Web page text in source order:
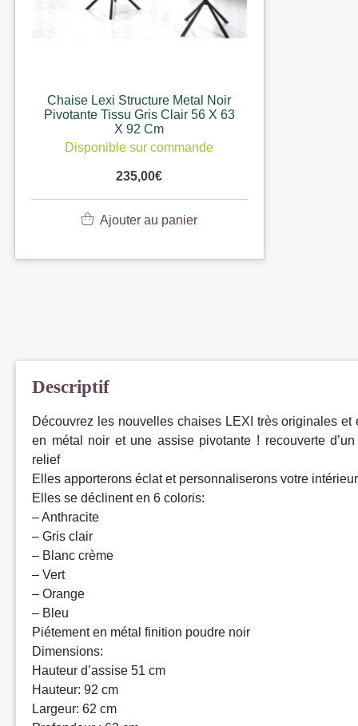
Chaise Lexi Structure Metal Noir
Pivotante Tissu Gris Clair 56 X 63
X 92 Cm
Disponible sur commande
235,00€
Ajouter au panier
Descriptif
Découvrez les nouvelles chaises LEXI très originales et
en métal noir et une assise pivotante ! recouverte
relief
Elles apporterons éclat et personnaliserons votre
Elles se déclinent en 6 coloris:
– Anthracite
– Gris clair
– Blanc crème
– Vert
– Orange
– Bleu
Piétement en métal finition poudre noir
Dimensions:
Hauteur d’assise 51 cm
Hauteur: 92 cm
Largeur: 62 cm